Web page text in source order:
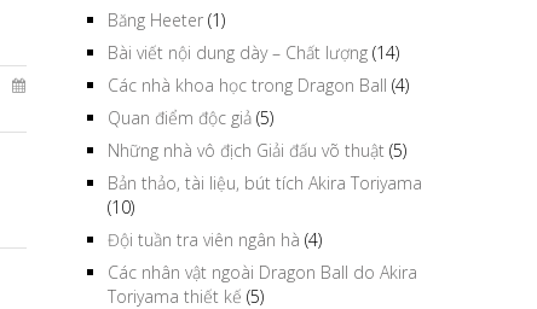
Băng Heeter (1)
Bài viết nội dung dày – Chất lượng (14)
Các nhà khoa học trong Dragon Ball (4)
Quan điểm độc giả (5)
Những nhà vô địch Giải đấu võ thuật (5)
Bản thảo, tài liệu, bút tích Akira Toriyama
(10)
Đội tuần tra viên ngân hà (4)
Các nhân vật ngoài Dragon Ball do Akira
Toriyama thiết kế (5)